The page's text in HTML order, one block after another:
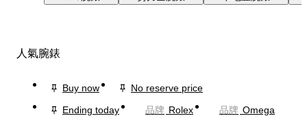
人氣腕錶
Buy now
No reserve price
Ending today
品牌 Rolex 品牌 Omega